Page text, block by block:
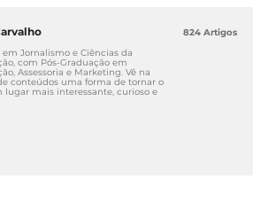
Jornalismo e Ciências da
com Pós-Graduação em
Assessoria e Marketing. Vê na
conteúdos uma forma de tornar o
lugar mais interessante, curioso e
824 Artigos